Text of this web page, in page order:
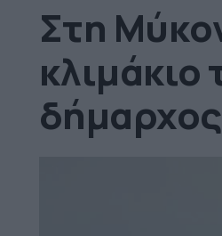
Στη
κλιμάκιο